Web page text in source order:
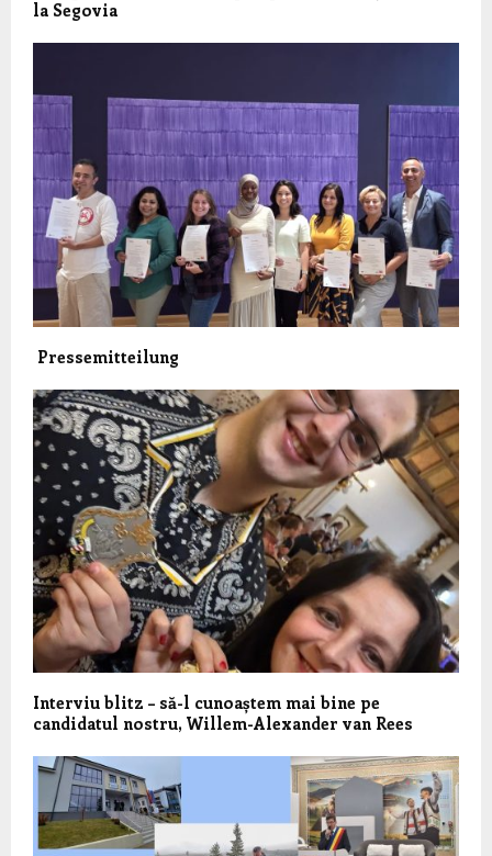
la Segovia
Pressemitteilung
Interviu blitz – să-l cunoaștem mai bine pe
candidatul nostru, Willem-Alexander van Rees